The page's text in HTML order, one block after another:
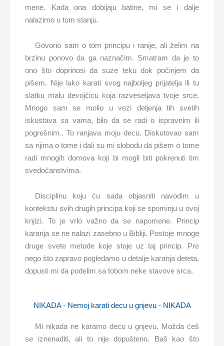
mene. Kada ona dobijaju batine, mi se i dalje
nalazimo u tom stanju.
Govorio sam o tom principu i ranije, ali želim na
brzinu ponovo da ga naznačim. Smatram da je to
ono što doprinosi da suze teku dok počinjem da
pišem. Nije lako karati svog najboljeg prijatelja ili tu
slatku malu devojčicu koja razveseljava tvoje srce.
Mnogo sam se molio u vezi deljenja tih svetih
iskustava sa vama, bilo da se radi o ispravnim ili
pogrešnim.. To ranjava moju decu. Diskutovao sam
sa njima o tome i dali su mi slobodu da pišem o tome
radi mnogih domova koji bi mogli biti pokrenuti tim
svedočanstvima.
Disciplinu koju ću sada objasniti navodim u
kontekstu svih drugih principa koji se spominju u ovoj
knjizi. To je vrlo važno da se napomene. Princip
karanja se ne nalazi zasebno u Bibliji. Postoje mnoge
druge svete metode koje stoje uz taj princip. Pre
nego što zapravo pogledamo u detalje karanja deteta,
dopusti mi da podelim sa tobom neke stavove srca.
NIKADA - Nemoj karati decu u gnjevu - NIKADA
Mi nikada ne karamo decu u gnjevu. Možda ćeš
se iznenaditi, ali to nije dopušteno. Baš kao što